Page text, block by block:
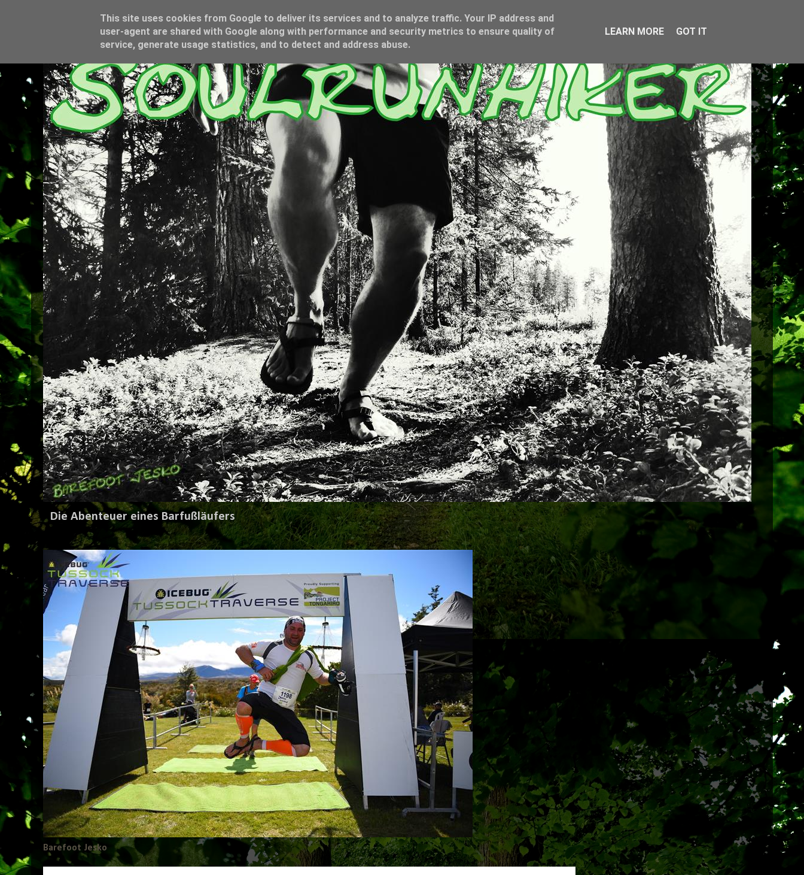
Die Abenteuer eines Barfußläufers
Barefoot Jesko
This site uses cookies from Google to deliver its services and to analyze traffic. Your IP address and
user-agent are shared with Google along with performance and security metrics to ensure quality of
service, generate usage statistics, and to detect and address abuse.
LEARN MORE GOT IT